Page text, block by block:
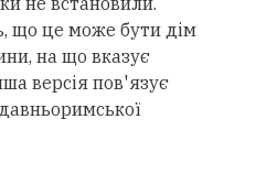
що це може бути дім
на що вказує
версія пов'язує